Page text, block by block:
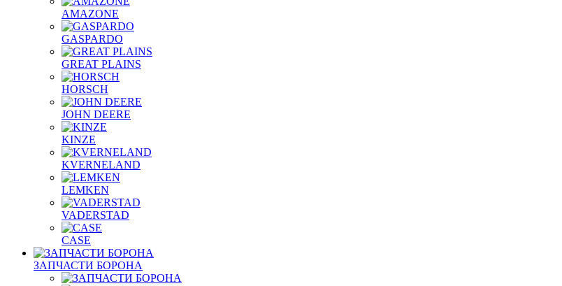
AMAZONE
GASPARDO
GREAT PLAINS
HORSCH
JOHN DEERE
KINZE
KVERNELAND
LEMKEN
VADERSTAD
СASE
ЗАПЧАСТИ БОРОНА